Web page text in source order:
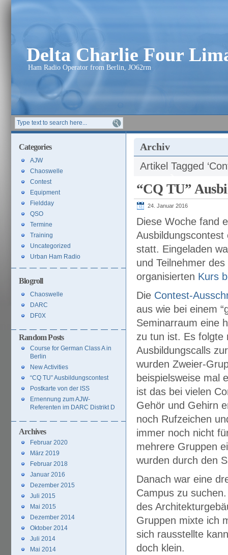
Delta Charlie Four
Ham Radio Operator from Berlin, JO62rm
Archiv
Artikel Tagged
“CQ TU”
24. Januar 2016
Diese Woche fand
statt. Eingeladen
und Teilnehmer
organisierten Kurs
Die Contest-
aus wie bei einem
Seminarraum eine
zu tun ist. Es folgte
Ausbildungscalls
wurden Zweier-
beispielsweise mal
ist das bei vielen
Gehör und Gehirn
noch Rufzeichen
immer noch nicht
mehrere Gruppen
wurden durch den
Danach war eine
Campus zu
des
Gruppen mixte ich
sich rausstellte
doch klein.
Categories
AJW
Chaoswelle
Contest
Equipment
Fieldday
QSO
Termine
Training
Uncategorized
Urban Ham Radio
Blogroll
Chaoswelle
DARC
DF0X
Random Posts
Course for German Class A in
Berlin
New Activities
“CQ TU” Ausbildungscontest
Postkarte von der ISS
Ernennung zum AJW-
Referenten im DARC Distrikt D
Archives
Februar 2020
März 2019
Februar 2018
Januar 2016
Dezember 2015
Juli 2015
Mai 2015
Dezember 2014
Oktober 2014
Juli 2014
Mai 2014